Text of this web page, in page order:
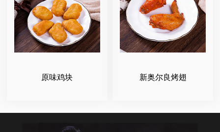
原味鸡块 新奥尔良烤翅